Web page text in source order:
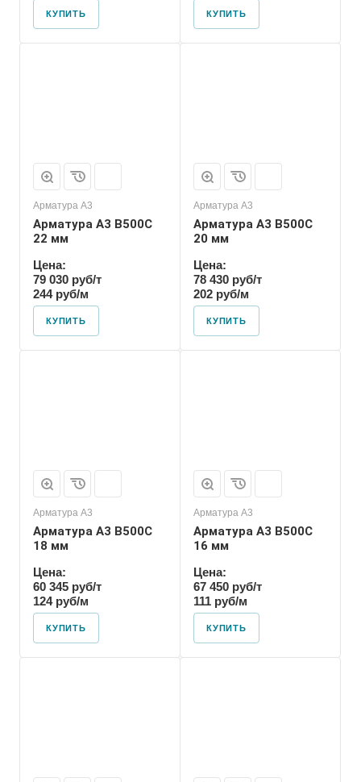
КУПИТЬ КУПИТЬ
Арматура А3
Арматура А3 В500С
22 мм
Цена:
79 030 руб/т
244 руб/м
КУПИТЬ
Арматура А3
Арматура А3 В500С
20 мм
Цена:
78 430 руб/т
202 руб/м
КУПИТЬ
Арматура А3
Арматура А3 В500С
18 мм
Цена:
60 345 руб/т
124 руб/м
КУПИТЬ
Арматура А3
Арматура А3 В500С
16 мм
Цена:
67 450 руб/т
111 руб/м
КУПИТЬ